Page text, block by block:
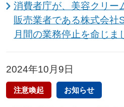
消費者庁が、美容クリー
販売業者である株式会社
月間の業務停止を命じま
2024年10月9日
注意喚起 お知らせ